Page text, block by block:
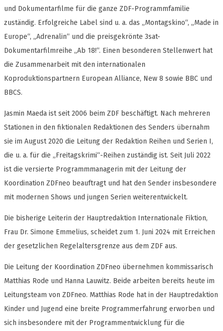
und Dokumentarfilme für die ganze ZDF-Programmfamilie
zuständig. Erfolgreiche Label sind u. a. das „Montagskino“, „Made in
Europe“, „Adrenalin“ und die preisgekrönte 3sat-
Dokumentarfilmreihe „Ab 18!“. Einen besonderen Stellenwert hat
die Zusammenarbeit mit den internationalen
Koproduktionspartnern European Alliance, New 8 sowie BBC und
BBCS.
Jasmin Maeda ist seit 2006 beim ZDF beschäftigt. Nach mehreren
Stationen in den fiktionalen Redaktionen des Senders übernahm
sie im August 2020 die Leitung der Redaktion Reihen und Serien I,
die u. a. für die „Freitagskrimi“-Reihen zuständig ist. Seit Juli 2022
ist die versierte Programmmanagerin mit der Leitung der
Koordination ZDFneo beauftragt und hat den Sender insbesondere
mit modernen Shows und jungen Serien weiterentwickelt.
Die bisherige Leiterin der Hauptredaktion Internationale Fiktion,
Frau Dr. Simone Emmelius, scheidet zum 1. Juni 2024 mit Erreichen
der gesetzlichen Regelaltersgrenze aus dem ZDF aus.
Die Leitung der Koordination ZDFneo übernehmen kommissarisch
Matthias Rode und Hanna Lauwitz. Beide arbeiten bereits heute im
Leitungsteam von ZDFneo. Matthias Rode hat in der Hauptredaktion
Kinder und Jugend eine breite Programmerfahrung erworben und
sich insbesondere mit der Programmentwicklung für die